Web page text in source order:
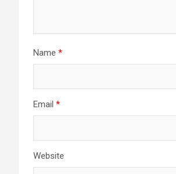
Name *
Email *
Website